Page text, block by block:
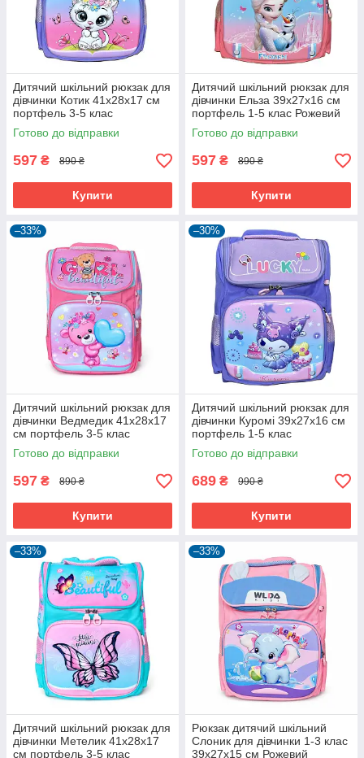
Дитячий шкільний рюкзак для
дівчинки Котик 41х28х17 см
портфель 3-5 клас
Фіолетовий (60964)
Готово до відправки
597 ₴ 890 ₴
Купити
Дитячий шкільний рюкзак для
дівчинки Ельза 39х27х16 см
портфель 1-5 клас Рожевий
(60969)
Готово до відправки
597 ₴ 890 ₴
Купити
–33%
Дитячий шкільний рюкзак для
дівчинки Ведмедик 41х28х17
см портфель 3-5 клас
Рожевий (60966)
Готово до відправки
597 ₴ 890 ₴
Купити
–30%
Дитячий шкільний рюкзак для
дівчинки Куромі 39х27х16 см
портфель 1-5 клас
Фіолетовий (60968)
Готово до відправки
689 ₴ 990 ₴
Купити
–33%
Дитячий шкільний рюкзак для
дівчинки Метелик 41х28х17
см портфель 3-5 клас
–33%
Рюкзак дитячий шкільний
Слоник для дівчинки 1-3 клас
39х27х15 см Рожевий